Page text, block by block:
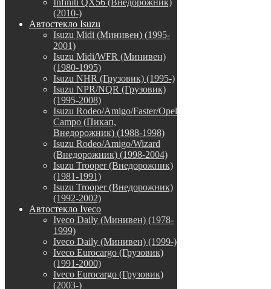
(2010-)
Автостекло Isuzu
Isuzu Midi (Минивен) (1995-
2001)
Isuzu Midi/WFR (Минивен)
(1980-1995)
Isuzu NHR (Грузовик) (1995-)
Isuzu NPR/NQR (Грузовик)
(1995-2008)
Isuzu Rodeo/Amigo/Faster/Opel
Campo (Пикап,
Внедорожник) (1988-1998)
Isuzu Rodeo/Amigo/Wizard
(Внедорожник) (1998-2004)
Isuzu Trooper (Внедорожник)
(1981-1991)
Isuzu Trooper (Внедорожник)
(1992-2002)
Автостекло Iveco
Iveco Daily (Минивен) (1978-
1999)
Iveco Daily (Минивен) (1999-)
Iveco Eurocargo (Грузовик)
(1991-2000)
Iveco Eurocargo (Грузовик)
(2003-)